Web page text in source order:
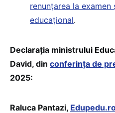
renunțarea la
educațional.
Declarația ministrului
David, din conferința de
2025:
Raluca Pantazi,